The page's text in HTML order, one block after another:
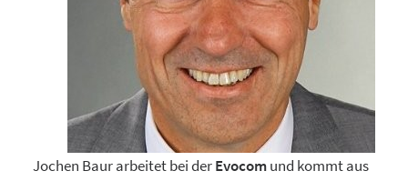
Jochen Baur arbeitet bei derEvocomund kommt aus